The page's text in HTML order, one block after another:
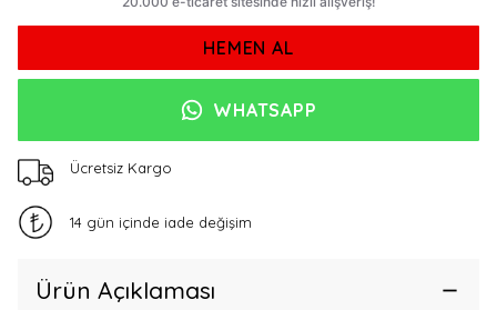
HEMEN AL
WHATSAPP
Ücretsiz Kargo
14 gün içinde iade değişim
Ürün Açıklaması